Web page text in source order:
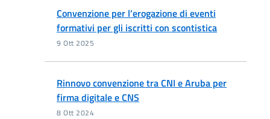
Convenzione per l’erogazione di eventi
formativi per gli iscritti con scontistica
9 Ott 2025
Rinnovo convenzione tra CNI e Aruba per
firma digitale e CNS
8 Ott 2024